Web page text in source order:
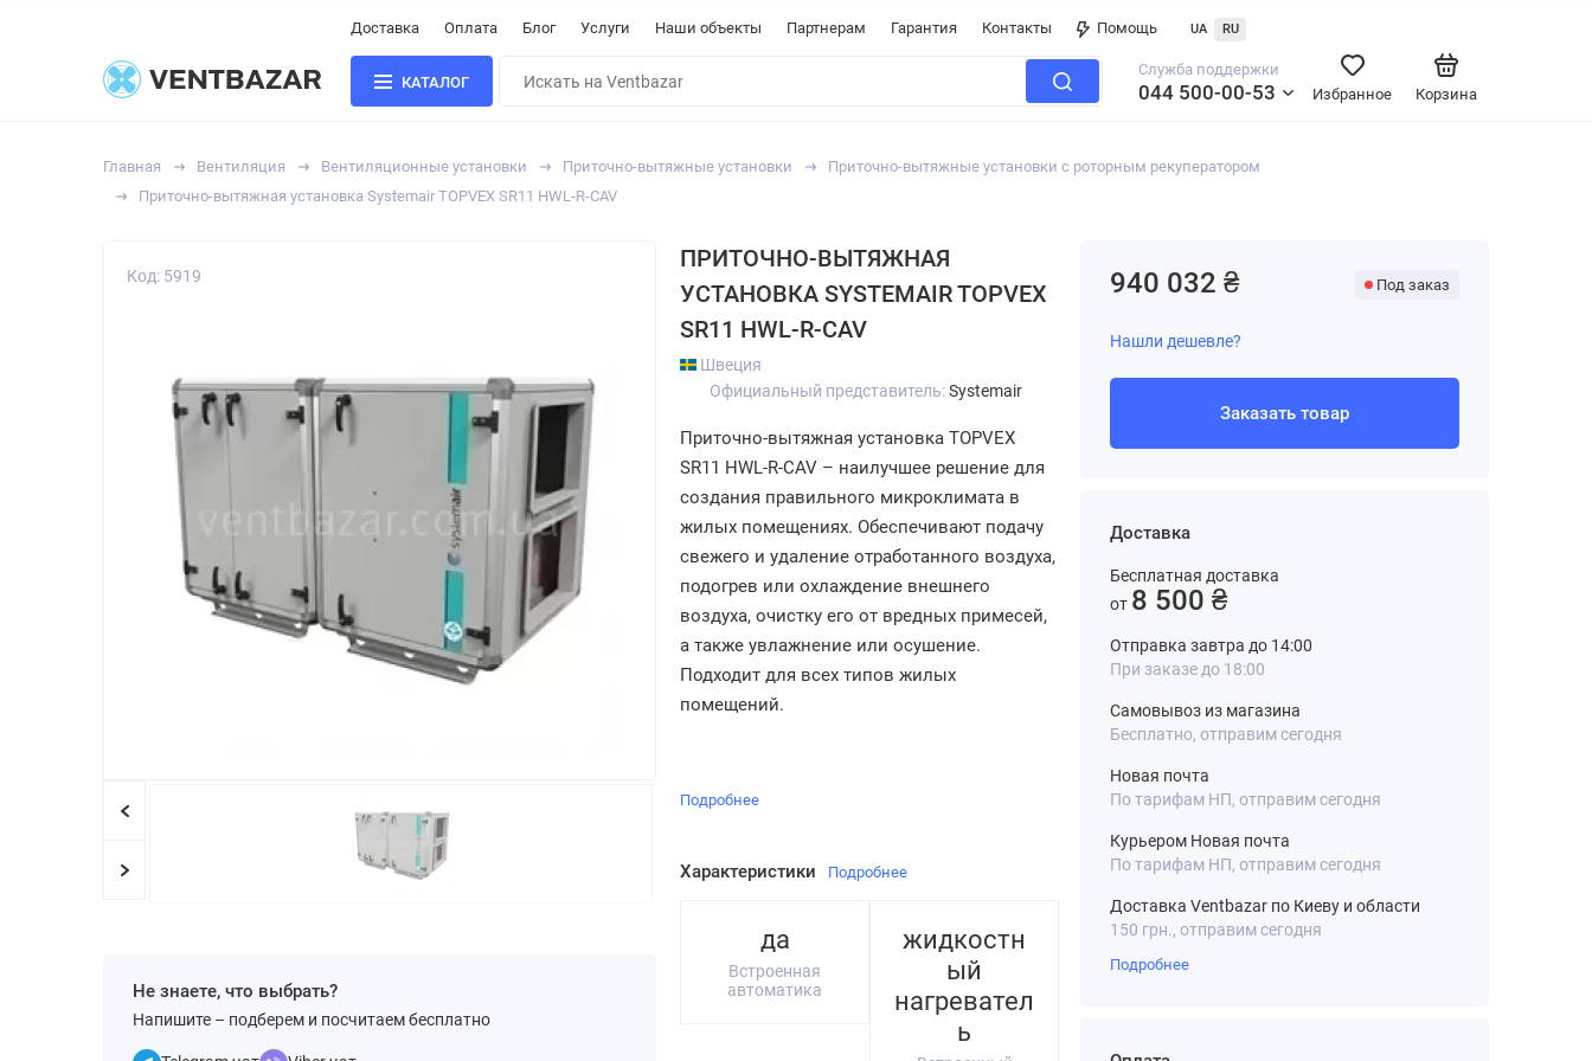
Доставка Оплата Блог Услуги Наши объекты Партнерам Гарантия Контакты Помощь UA RU
КАТАЛОГ
Служба поддержки
044 500-00-53 Корзина
Избранное
Главная Вентиляция Вентиляционные установки Приточно-вытяжные установки
Приточно-вытяжные установки с роторным рекуператором
Приточно-вытяжная установка Systemair TOPVEX SR11 HWL-R-CAV
Код: 5919
Не знаете, что выбрать?
Напишите – подберем и посчитаем бесплатно
ПРИТОЧНО-ВЫТЯЖНАЯ
УСТАНОВКА SYSTEMAIR TOPVEX
SR11 HWL-R-CAV
Швеция
Официальный представитель:Systemair
Приточно-вытяжная установка TOPVEX
SR11 HWL-R-CAV – наилучшее решение для
создания правильного микроклимата в
жилых помещениях. Обеспечивают подачу
свежего и удаление отработанного воздуха,
подогрев или охлаждение внешнего
воздуха, очистку его от вредных примесей,
а также увлажнение или осушение.
Подходит для всех типов жилых
помещений.
Подробнее
Характеристики Подробнее
да
Встроенная
автоматика
жидкостн
ый
нагревател
ь
940 032 ₴ Под заказ
Нашли дешевле?
Заказать товар
Доставка
Бесплатная доставка
от 8 500 ₴
Отправка завтра до 14:00
При заказе до 18:00
Самовывоз из магазина
Бесплатно, отправим сегодня
Новая почта
По тарифам НП, отправим сегодня
Курьером Новая почта
По тарифам НП, отправим сегодня
Доставка Ventbazar по Киеву и области
150 грн., отправим сегодня
Подробнее